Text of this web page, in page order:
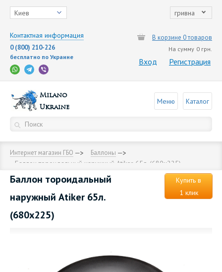
Киев гривна
Контактная информация
0 (800) 210-226
бесплатно по Украине
В корзине 0 товаров
На сумму 0 грн.
Вход Регистрация
Milano
Ukraine
Меню Каталог
Интернет магазин ГБО Баллоны
Баллон тороидальный наружный Аtiker 65л. (680х225)
Баллон тороидальный
наружный Аtiker 65л.
(680х225)
Купить в
1 клик